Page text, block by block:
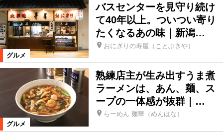
グルメ
バスセンターを見守り続け
て40年以上。ついつい寄り
たくなるあの味｜新潟…
おにぎりの寿屋（ことぶきや）
グルメ
熟練店主が生み出すうま煮
ラーメンは、あん、麺、ス
ープの一体感が抜群｜…
らーめん 麺華（めんはな）